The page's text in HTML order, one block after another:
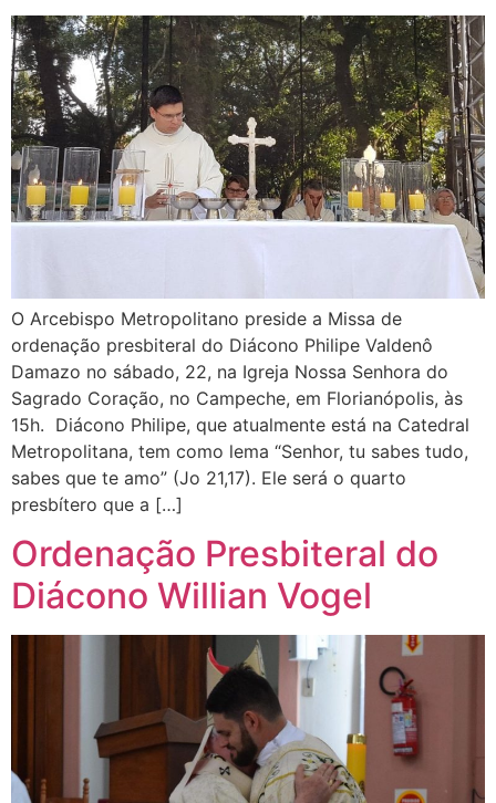
O Arcebispo Metropolitano preside a Missa de
ordenação presbiteral do Diácono Philipe Valdenô
Damazo no sábado, 22, na Igreja Nossa Senhora do
Sagrado Coração, no Campeche, em Florianópolis, às
15h. Diácono Philipe, que atualmente está na Catedral
Metropolitana, tem como lema “Senhor, tu sabes tudo,
sabes que te amo” (Jo 21,17). Ele será o quarto
presbítero que a […]
Ordenação Presbiteral do
Diácono Willian Vogel